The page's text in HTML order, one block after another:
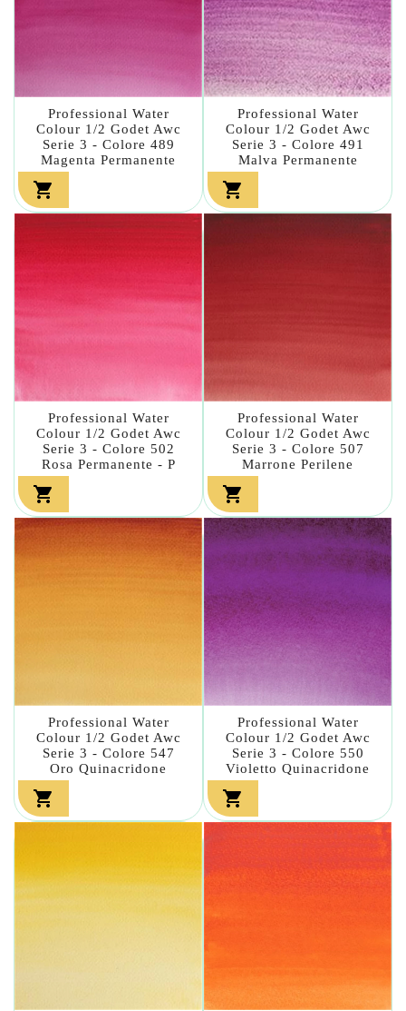
Professional Water
Colour 1/2 Godet Awc
Serie 3 - Colore 489
Magenta Permanente

Professional Water
Colour 1/2 Godet Awc
Serie 3 - Colore 491
Malva Permanente

Professional Water
Colour 1/2 Godet Awc
Serie 3 - Colore 502
Rosa Permanente - P

Professional Water
Colour 1/2 Godet Awc
Serie 3 - Colore 507
Marrone Perilene

Professional Water
Colour 1/2 Godet Awc
Serie 3 - Colore 547
Oro Quinacridone

Professional Water
Colour 1/2 Godet Awc
Serie 3 - Colore 550
Violetto Quinacridone
